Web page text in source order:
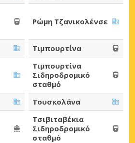
Ρώμη Τζανικολένσε
Τιμπουρτίνα
Τιμπουρτίνα
Σιδηροδρομικό
σταθμό
Τουσκολάνα
Τσιβιταβέκια
Σιδηροδρομικό
σταθμό